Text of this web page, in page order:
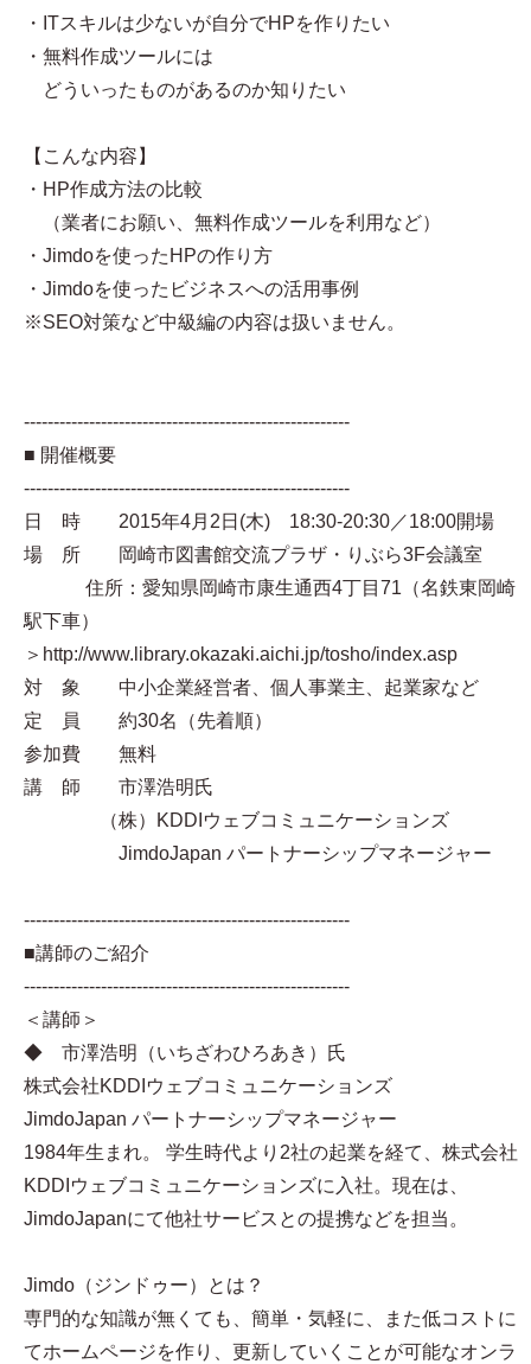
・ITスキルは少ないが自分でHPを作りたい
・無料作成ツールには
どういったものがあるのか知りたい
【こんな内容】
・HP作成方法の比較
（業者にお願い、無料作成ツールを利用など）
・Jimdoを使ったHPの作り方
・Jimdoを使ったビジネスへの活用事例
※SEO対策など中級編の内容は扱いません。
-------------------------------------------------------
■ 開催概要
-------------------------------------------------------
日 時 2015年4月2日(木) 18:30-20:30／18:00開場
場 所 岡崎市図書館交流プラザ・りぶら3F会議室
住所：愛知県岡崎市康生通西4丁目71（名鉄東岡崎
駅下車）
＞http://www.library.okazaki.aichi.jp/tosho/index.asp
対 象 中小企業経営者、個人事業主、起業家など
定 員 約30名（先着順）
参加費 無料
講 師 市澤浩明氏
（株）KDDIウェブコミュニケーションズ
JimdoJapan パートナーシップマネージャー
-------------------------------------------------------
■講師のご紹介
-------------------------------------------------------
＜講師＞
◆ 市澤浩明（いちざわひろあき）氏
株式会社KDDIウェブコミュニケーションズ
JimdoJapan パートナーシップマネージャー
1984年生まれ。 学生時代より2社の起業を経て、株式会社
KDDIウェブコミュニケーションズに入社。現在は、
JimdoJapanにて他社サービスとの提携などを担当。
Jimdo（ジンドゥー）とは？
専門的な知識が無くても、簡単・気軽に、また低コストに
てホームページを作り、更新していくことが可能なオンラ